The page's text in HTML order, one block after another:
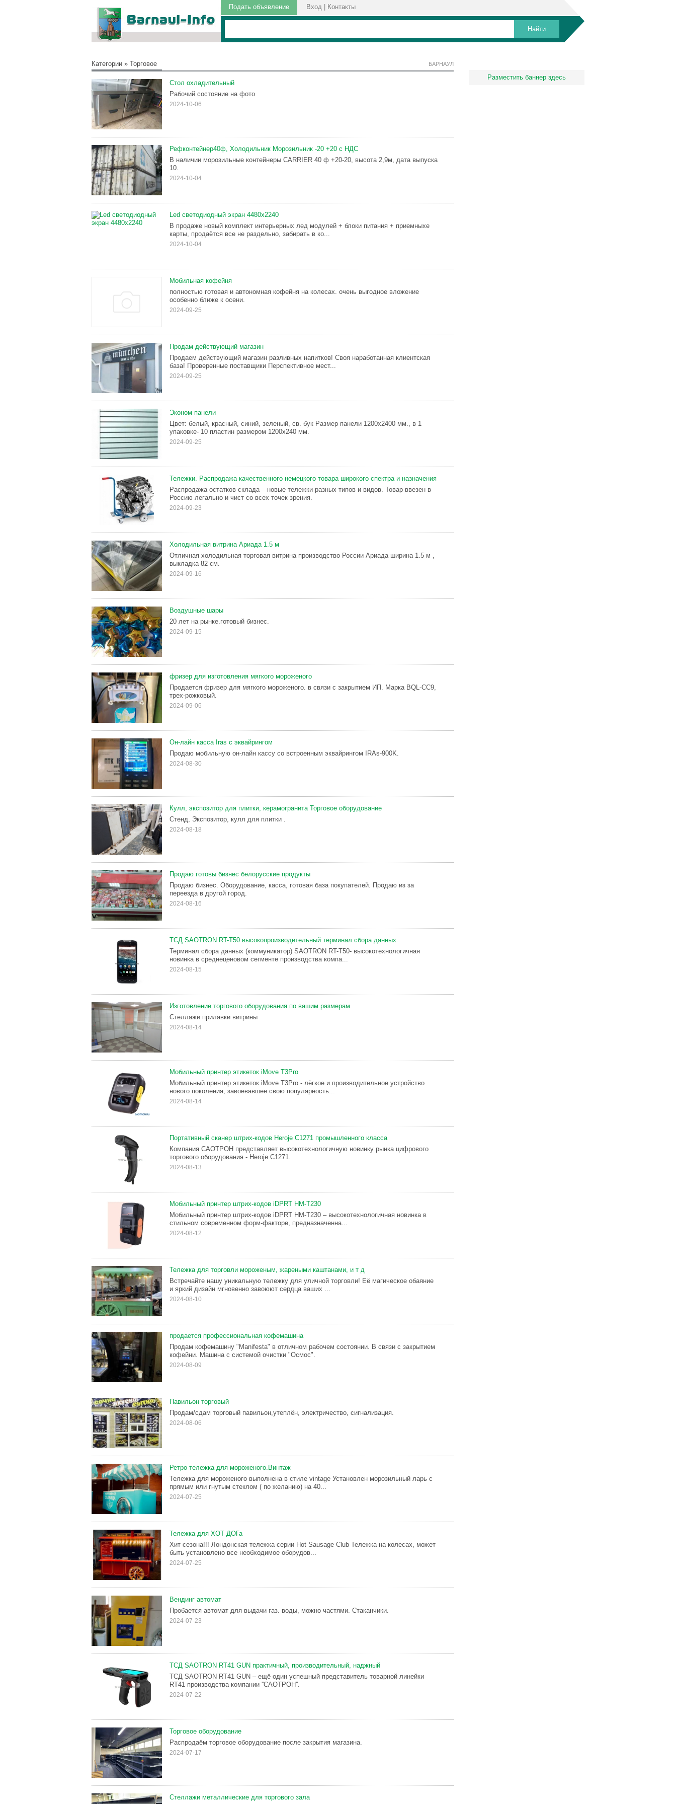
Подать объявление Вход Контакты
Категории » Торговое БАРНАУЛ
Стол охладительный
Рабочий состояние на фото
2024-10-06
Рефконтейнер40ф, Холодильник Морозильник -20 +20 с НДС
В наличии морозильные контейнеры CARRIER 40 ф +20-20, высота 2,9м, дата выпуска
10.
2024-10-04
Led светодиодный экран 4480х2240
В продаже новый комплект интерьерных лед модулей + блоки питания + приемныхе
карты, продаётся все не раздельно, забирать в ко...
2024-10-04
Мобильная кофейня
полностью готовая и автономная кофейня на колесах. очень выгодное вложение
особенно ближе к осени.
2024-09-25
Продам действующий магазин
Продаем действующий магазин разливных напитков! Своя наработанная клиентская
база! Проверенные поставщики Перспективное мест...
2024-09-25
Эконом панели
Цвет: белый, красный, синий, зеленый, св. бук Размер панели 1200х2400 мм., в 1
упаковке- 10 пластин размером 1200х240 мм.
2024-09-25
Тележки. Распродажа качественного немецкого товара широкого спектра и назначения
Распродажа остатков склада – новые тележки разных типов и видов. Товар ввезен в
Россию легально и чист со всех точек зрения.
2024-09-23
Холодильная витрина Ариада 1.5 м
Отличная холодильная торговая витрина производство России Ариада ширина 1.5 м ,
выкладка 82 см.
2024-09-16
Воздушные шары
20 лет на рынке.готовый бизнес.
2024-09-15
фризер для изготовления мягкого мороженого
Продается фризер для мягкого мороженого. в связи с закрытием ИП. Марка BQL-CC9,
трех-рожковый.
2024-09-06
Он-лайн касса Iras с эквайрингом
Продаю мобильную он-лайн кассу со встроенным эквайрингом IRAs-900K.
2024-08-30
Кулл, экспозитор для плитки, керамогранита Торговое оборудование
Стенд, Экспозитор, кулл для плитки .
2024-08-18
Продаю готовы бизнес белорусские продукты
Продаю бизнес. Оборудование, касса, готовая база покупателей. Продаю из за
переезда в другой город.
2024-08-16
ТСД SAOTRON RT-T50 высокопроизводительный терминал сбора данных
Терминал сбора данных (коммуникатор) SAOTRON RT-T50- высокотехнологичная
новинка в среднеценовом сегменте производства компа...
2024-08-15
Изготовление торгового оборудования по вашим размерам
Стеллажи прилавки витрины
2024-08-14
Мобильный принтер этикеток iMove T3Pro
Мобильный принтер этикеток iMove T3Pro - лёгкое и производительное устройство
нового поколения, завоевавшее свою популярность...
2024-08-14
Портативный сканер штрих-кодов Heroje C1271 промышленного класса
Компания САОТРОН представляет высокотехнологичную новинку рынка цифрового
торгового оборудования - Heroje C1271.
2024-08-13
Мобильный принтер штрих-кодов iDPRT HM-T230
Мобильный принтер штрих-кодов iDPRT HM-T230 – высокотехнологичная новинка в
стильном современном форм-факторе, предназначенна...
2024-08-12
Тележка для торговли мороженым, жареными каштанами, и т д
Встречайте нашу уникальную тележку для уличной торговли! Её магическое обаяние
и яркий дизайн мгновенно завоюют сердца ваших ...
2024-08-10
продается профессиональная кофемашина
Продам кофемашину "Manifesta" в отличном рабочем состоянии. В связи с закрытием
кофейни. Машина с системой очистки "Осмос".
2024-08-09
Павильон торговый
Продам/сдам торговый павильон,утеплён, электричество, сигнализация.
2024-08-06
Ретро тележка для мороженого.Винтаж
Тележка для мороженого выполнена в стиле vintage Установлен морозильный ларь с
прямым или гнутым стеклом ( по желанию) на 40...
2024-07-25
Тележка для ХОТ ДОГа
Хит сезона!!! Лондонская тележка серии Hot Sausage Club Тележка на колесах, может
быть установлено все необходимое оборудов...
2024-07-25
Вендинг автомат
Пробается автомат для выдачи газ. воды, можно частями. Стаканчики.
2024-07-23
ТСД SAOTRON RT41 GUN практичный, производительный, наджный
ТСД SAOTRON RT41 GUN – ещё один успешный представитель товарной линейки
RT41 производства компании ''САОТРОН''.
2024-07-22
Торговое оборудование
Распродаём торговое оборудование после закрытия магазина.
2024-07-17
Стеллажи металлические для торгового зала
Разместить баннер здесь